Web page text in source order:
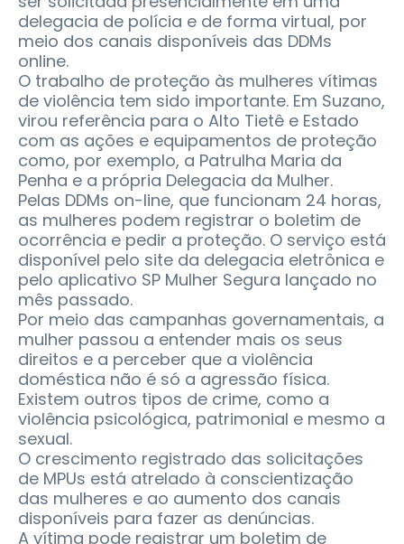
delegacia de polícia e de forma virtual, por
meio dos canais disponíveis das DDMs
online.
O trabalho de proteção às mulheres vítimas
de violência tem sido importante. Em Suzano,
virou referência para o Alto Tietê e Estado
com as ações e equipamentos de proteção
como, por exemplo, a Patrulha Maria da
Penha e a própria Delegacia da Mulher.
Pelas DDMs on-line, que funcionam 24 horas,
as mulheres podem registrar o boletim de
ocorrência e pedir a proteção. O serviço está
disponível pelo site da delegacia eletrônica e
pelo aplicativo SP Mulher Segura lançado no
mês passado.
Por meio das campanhas governamentais, a
mulher passou a entender mais os seus
direitos e a perceber que a violência
doméstica não é só a agressão física.
Existem outros tipos de crime, como a
violência psicológica, patrimonial e mesmo a
sexual.
O crescimento registrado das solicitações
de MPUs está atrelado à conscientização
das mulheres e ao aumento dos canais
disponíveis para fazer as denúncias.
A vítima pode registrar um boletim de